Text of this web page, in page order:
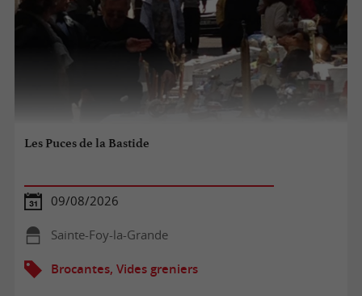
Les Puces de la Bastide
09/08/2026
Sainte-Foy-la-Grande
Brocantes, Vides greniers